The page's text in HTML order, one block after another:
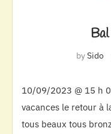
bySido
10/09/2023 @ 15 h
vacances le retour à
tous beaux tous